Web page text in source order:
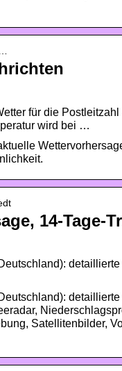
für die Postleitzahl
wird bei …
14-Tage-
Satellitenbilder,